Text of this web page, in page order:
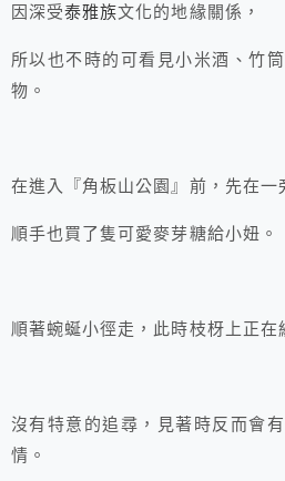
因深受泰雅族文化的地緣關係，
所以也不時的可看見小米酒、竹
物。
在進入『角板山公園』前，先在一
順手也買了隻可愛麥芽糖給小妞。
順著蜿蜒小徑走，此時枝枒上正在
沒有特意的追尋，見著時反而會
情。